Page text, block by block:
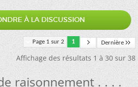
À LA DISCUSSION
Page 1 sur 2 1 Dernière
Affichage des résultats 1 à 30 sur 38
raisonnement . . . .